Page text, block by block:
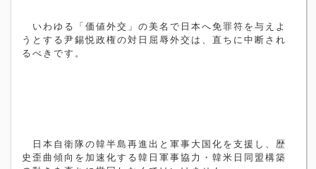
いわゆる「価値外交」の美名で日本へ免罪符を与えよ
うとする尹錫悦政権の対日屈辱外交は、直ちに中断され
るべきです。
日本自衛隊の韓半島再進出と軍事大国化を支援し、歴
史歪曲傾向を加速化する韓日軍事協力・韓米日同盟構築